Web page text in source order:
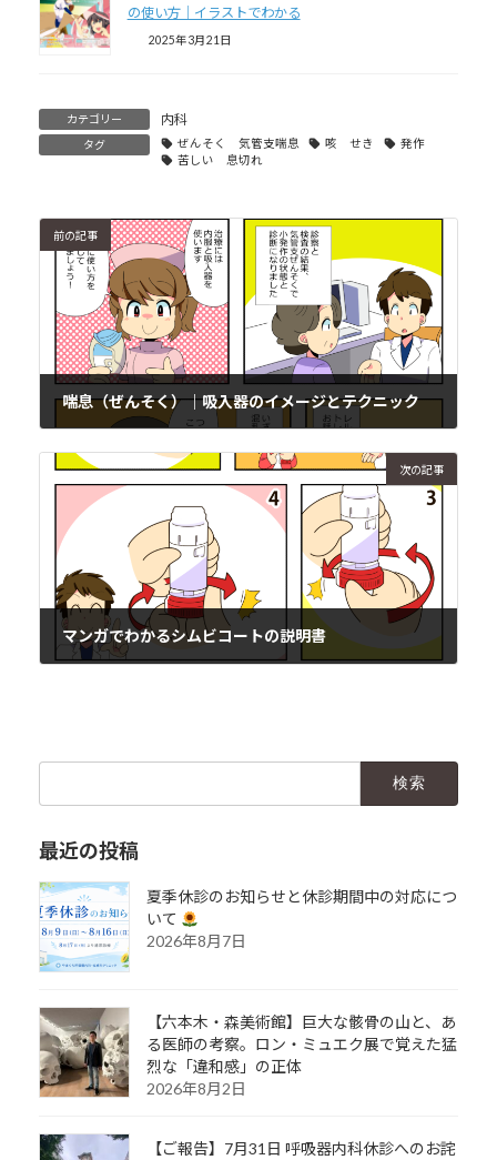
の使い方｜イラストでわかる
2025年3月21日
カテゴリー 内科
タグ ぜんそく 気管支喘息 咳 せき
発作
苦しい 息切れ
前の記事
喘息（ぜんそく）｜吸入器のイメージとテクニック
次の記事
マンガでわかるシムビコートの説明書
最近の投稿
夏季休診のお知らせと休診期間中の対応につ
いて
2026年8月7日
【六本木・森美術館】巨大な骸骨の山と、あ
る医師の考察。ロン・ミュエク展で覚えた猛
烈な「違和感」の正体
2026年8月2日
【ご報告】7月31日 呼吸器内科休診へのお詫